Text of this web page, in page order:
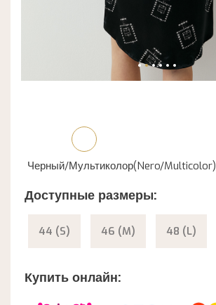
Черный/Мультиколор(Nero/Multicolor)
Доступные размеры:
44 (S) 46 (M) 48 (L)
Купить онлайн: